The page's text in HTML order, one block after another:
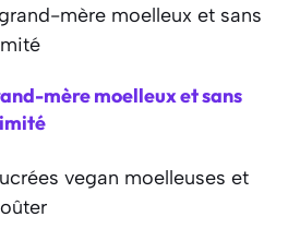
mère moelleux et sans